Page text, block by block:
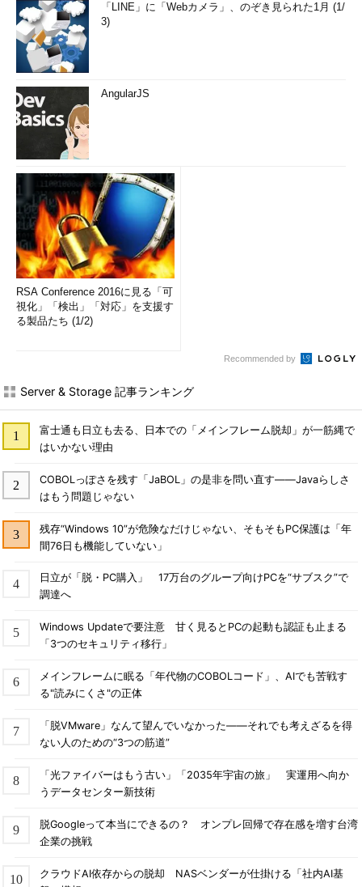
「LINE」に「Webカメラ」、のぞき見られた1月 (1/
3)
AngularJS
RSA Conference 2016に見る「可
視化」「検出」「対応」を支援す
る製品たち (1/2)
Recommended by
Server & Storage 記事ランキング
富士通も日立も去る、日本での「メインフレーム脱却」が一筋縄で
はいかない理由
COBOLっぽさを残す「JaBOL」の是非を問い直す――Javaらしさ
はもう問題じゃない
残存“Windows 10”が危険なだけじゃない、そもそもPC保護は「年
間76日も機能していない」
日立が「脱・PC購入」 17万台のグループ向けPCを“サブスク”で
調達へ
Windows Updateで要注意 甘く見るとPCの起動も認証も止まる
「3つのセキュリティ移行」
メインフレームに眠る「年代物のCOBOLコード」、AIでも苦戦す
る"読みにくさ"の正体
「脱VMware」なんて望んでいなかった――それでも考えざるを得
ない人のための“3つの筋道”
「光ファイバーはもう古い」「2035年宇宙の旅」 実運用へ向か
うデータセンター新技術
脱Googleって本当にできるの？ オンプレ回帰で存在感を増す台湾
企業の挑戦
クラウドAI依存からの脱却 NASベンダーが仕掛ける「社内AI基